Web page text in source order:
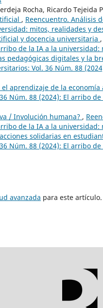
Rocha, Ricardo Tejeida
, Reencuentro. Análisis
mitos, realidades y
y docencia universitaria ,
de la IA a la
pedagógicas digitales y la
Vol. 36 Núm. 88
el aprendizaje de la
Núm. 88 (2024): El arribo
/ Involución humana? ,
de la IA a la
solidarias en
Núm. 88 (2024): El arribo
avanzada para este artículo.